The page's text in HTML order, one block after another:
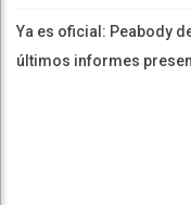
Ya es oficial: Peabody
últimos informes